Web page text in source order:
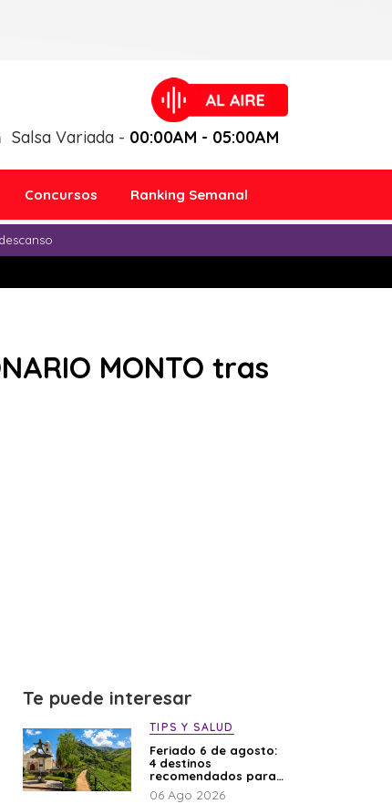
Salsa Variada - 00:00AM - 05:00AM
Concursos Ranking Semanal
MONTO tras
Te puede interesar
TIPS Y SALUD
Feriado 6 de agosto:
4 destinos
recomendados para
disfrutar el descanso
06 Ago 2026